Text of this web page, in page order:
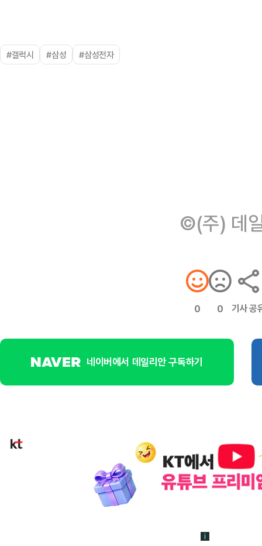
#갤럭시 #삼성 #삼성전자
©(주) 데
0 0 기사 공
네이버에서 데일리안 구독하기